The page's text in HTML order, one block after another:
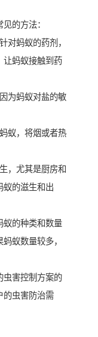
的方法：
对蚂蚁的药剂，
让蚂蚁接触到药
为蚂蚁对盐的敏
蚁，将烟或者热
，尤其是厨房和
蚁的滋生和出
蚁的种类和数量
蚁数量较多，
虫害控制方案的
的虫害防治需